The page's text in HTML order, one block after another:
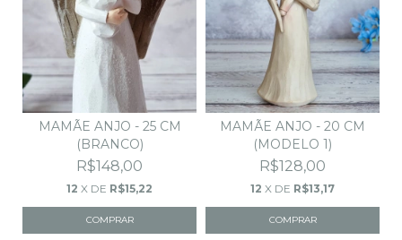
MAMÃE ANJO - 25 CM
(BRANCO)
R$148,00
12 X DE R$15,22
MAMÃE ANJO - 20 CM
(MODELO 1)
R$128,00
12 X DE R$13,17